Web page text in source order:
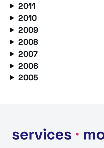
2011
2010
2009
2008
2007
2006
2005